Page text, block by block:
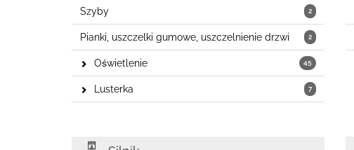
2
Szyby
2
Pianki, uszczelki gumowe, uszczelnienie drzwi
45
Oświetlenie
7
Lusterka